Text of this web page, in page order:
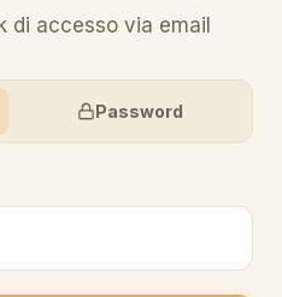
di accesso via email
Password